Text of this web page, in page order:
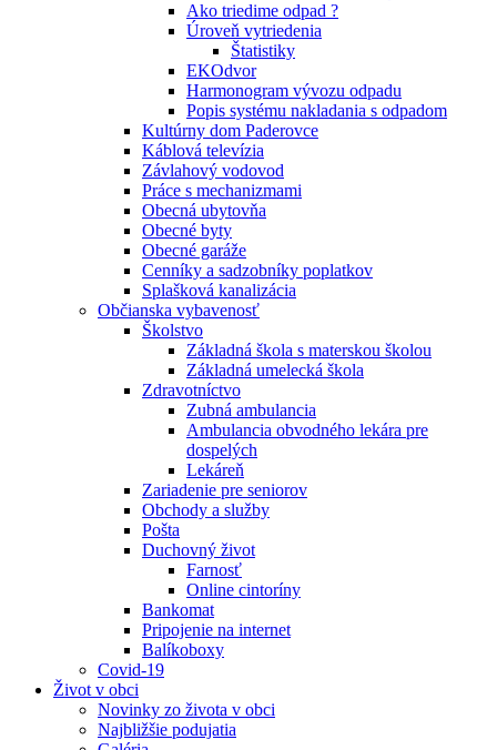
Ako triedime odpad ?
Úroveň vytriedenia
Štatistiky
EKOdvor
Harmonogram vývozu odpadu
Popis systému nakladania s odpadom
Kultúrny dom Paderovce
Káblová televízia
Závlahový vodovod
Práce s mechanizmami
Obecná ubytovňa
Obecné byty
Obecné garáže
Cenníky a sadzobníky poplatkov
Splašková kanalizácia
Občianska vybavenosť
Školstvo
Základná škola s materskou školou
Základná umelecká škola
Zdravotníctvo
Zubná ambulancia
Ambulancia obvodného lekára pre
dospelých
Lekáreň
Zariadenie pre seniorov
Obchody a služby
Pošta
Duchovný život
Farnosť
Online cintoríny
Bankomat
Pripojenie na internet
Balíkoboxy
Covid-19
Život v obci
Novinky zo života v obci
Najbližšie podujatia